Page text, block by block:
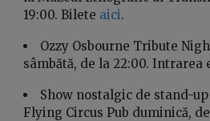
19:00. Bilete aici.
Ozzy Osbourne Tribute
sâmbătă, de la 22:00. Intrarea
Show nostalgic de stand-
Flying Circus Pub duminică,